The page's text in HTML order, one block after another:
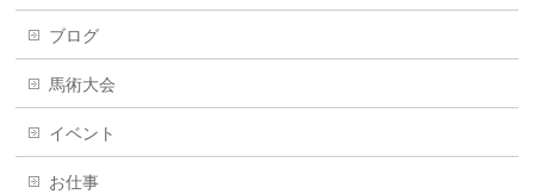
ブログ
馬術大会
イベント
お仕事